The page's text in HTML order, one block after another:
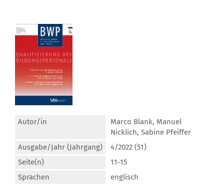
Autor/in Marco Blank, Manuel
Nicklich, Sabine Pfeiffer
Ausgabe/Jahr (Jahrgang)
4/2022 (51)
Seite(n)
11-15
Sprachen
englisch